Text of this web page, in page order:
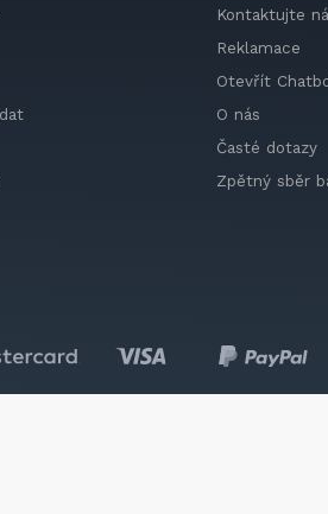
Kontaktujte
Reklamace
Otevřít
O nás
Časté dotazy
Zpětný sběr